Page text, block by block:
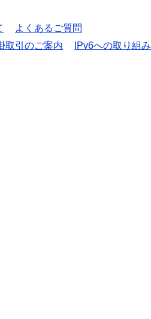
よくあるご質問
取引のご案内
IPv6への取り組み